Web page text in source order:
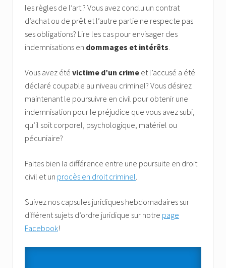
les règles de l’art ? Vous avez conclu un contrat
d’achat ou de prêt et l’autre partie ne respecte pas
ses obligations? Lire les cas pour envisager des
indemnisations en dommages et intérêts
Vous avez été victime d’un crime et l’accusé a été
déclaré coupable au niveau criminel? Vous désirez
maintenant le poursuivre en civil pour obtenir une
indemnisation pour le préjudice que vous avez subi,
qu’il soit corporel, psychologique, matériel ou
pécuniaire?
Faites bien la différence entre une poursuite en droit
civil et un procès en droit criminel
Suivez nos capsules juridiques hebdomadaires sur
différent sujets d’ordre juridique sur notre page
Facebook!